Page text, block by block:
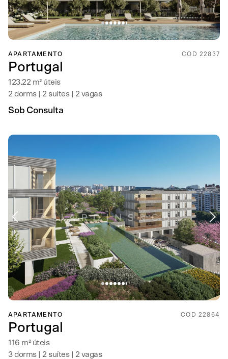
APARTAMENTO COD 22837
Portugal
123.22 m² úteis
2 dorms | 2 suítes | 2 vagas
Sob Consulta
APARTAMENTO COD 22864
Portugal
116 m² úteis
3 dorms | 2 suítes | 2 vagas